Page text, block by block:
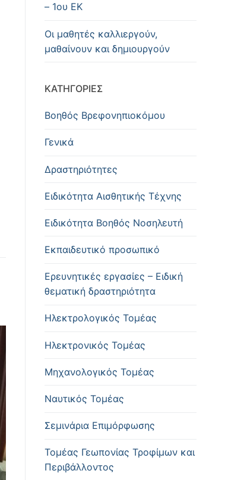
– 1ου ΕΚ
Οι μαθητές καλλιεργούν,
μαθαίνουν και δημιουργούν
KΑΤΗΓΟΡΊΕΣ
Βοηθός Βρεφονηπιοκόμου
Γενικά
Δραστηριότητες
Ειδικότητα Αισθητικής Τέχνης
Ειδικότητα Βοηθός Νοσηλευτή
Εκπαιδευτικό προσωπικό
Ερευνητικές εργασίες – Ειδική
θεματική δραστηριότητα
Ηλεκτρολογικός Τομέας
Ηλεκτρονικός Τομέας
Μηχανολογικός Τομέας
Ναυτικός Τομέας
Σεμινάρια Επιμόρφωσης
Τομέας Γεωπονίας Τροφίμων και
Περιβάλλοντος